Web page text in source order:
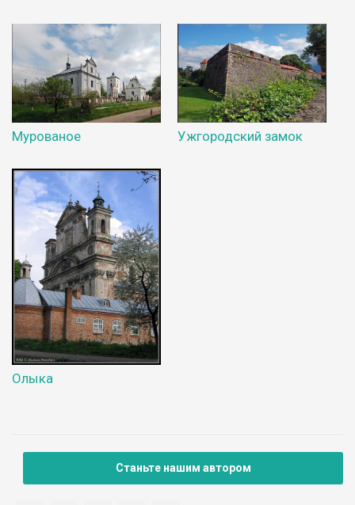
Мурованое Ужгородский замок
Олыка
Станьте нашим автором